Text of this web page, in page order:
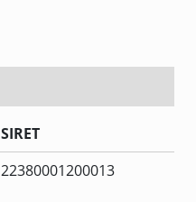
SIRET
22380001200013